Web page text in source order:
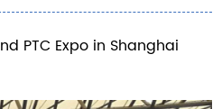
PTC Expo in Shanghai